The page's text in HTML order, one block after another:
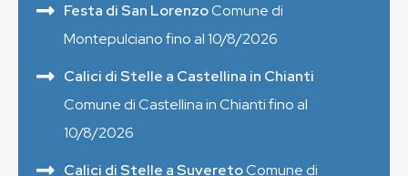
Festa di San LorenzoComune di
Montepulciano fino al 10/8/2026
Calici di Stelle a Castellina in Chianti
Comune di Castellina in Chianti fino al
10/8/2026
Calici di Stelle a SuveretoComune di